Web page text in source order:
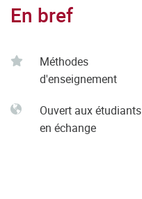
En bref
Méthodes
d'enseignement
Ouvert aux étudiants
en échange